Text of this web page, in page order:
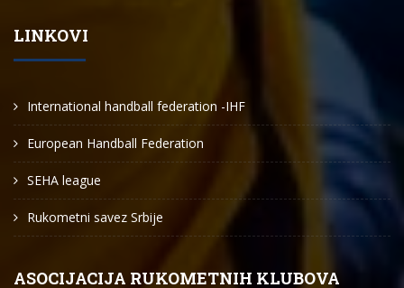
LINKOVI
International handball federation -IHF
European Handball Federation
SEHA league
Rukometni savez Srbije
ASOCIJACIJA RUKOMETNIH KLUBOVA